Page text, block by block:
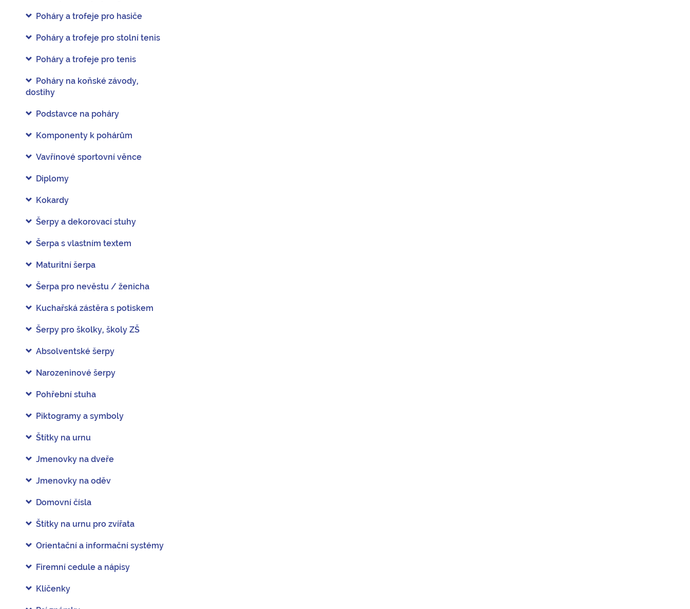
Poháry a trofeje pro hasiče
Poháry a trofeje pro stolní tenis
Poháry a trofeje pro tenis
Poháry na koňské závody,
dostihy
Podstavce na poháry
Komponenty k pohárům
Vavřínové sportovní věnce
Diplomy
Kokardy
Šerpy a dekorovací stuhy
Šerpa s vlastním textem
Maturitní šerpa
Šerpa pro nevěstu / ženicha
Kuchařská zástěra s potiskem
Šerpy pro školky, školy ZŠ
Absolventské šerpy
Narozeninové šerpy
Pohřební stuha
Piktogramy a symboly
Štítky na urnu
Jmenovky na dveře
Jmenovky na oděv
Domovní čísla
Štítky na urnu pro zvířata
Orientační a informační systémy
Firemní cedule a nápisy
Klíčenky